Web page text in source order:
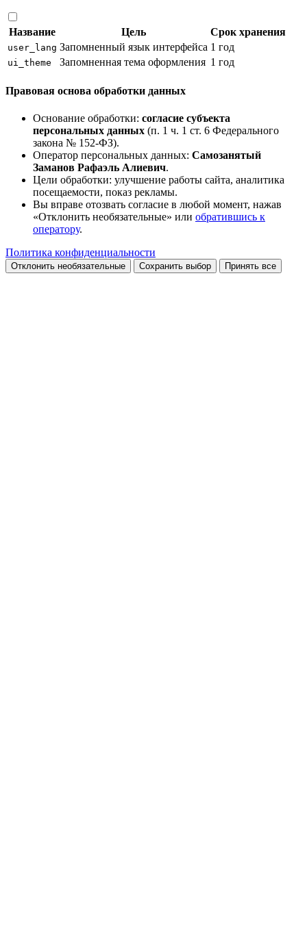
Название Цель Срок хранения
user_lang Запомненный язык интерфейса 1 год
ui_theme Запомненная тема оформления 1 год
Правовая основа обработки данных
Основание обработки: согласие субъекта
персональных данных (п. 1 ч. 1 ст. 6 Федерального
закона № 152-ФЗ).
Оператор персональных данных: Самозанятый
Заманов Рафаэль Алиевич.
Цели обработки: улучшение работы сайта, аналитика
посещаемости, показ рекламы.
Вы вправе отозвать согласие в любой момент, нажав
«Отклонить необязательные» или обратившись к
оператору.
Политика конфиденциальности
Отклонить необязательные Сохранить выбор Принять все